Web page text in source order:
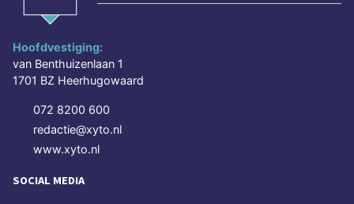
Hoofdvestiging:
van Benthuizenlaan 1
1701 BZ Heerhugowaard
072 8200 600
redactie@xyto.nl
www.xyto.nl
SOCIAL MEDIA